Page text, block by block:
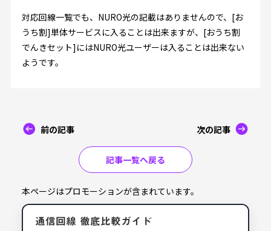
対応回線一覧でも、NURO光の記載はありませんので、[お
うち割]単体サービスに入ることは出来ますが、[おうち割
でんきセット]にはNURO光ユーザーは入ることは出来ない
ようです。
前の記事
記事一覧へ戻る
次の記事
本ページはプロモーションが含まれています。
通信回線 徹底比較ガイド